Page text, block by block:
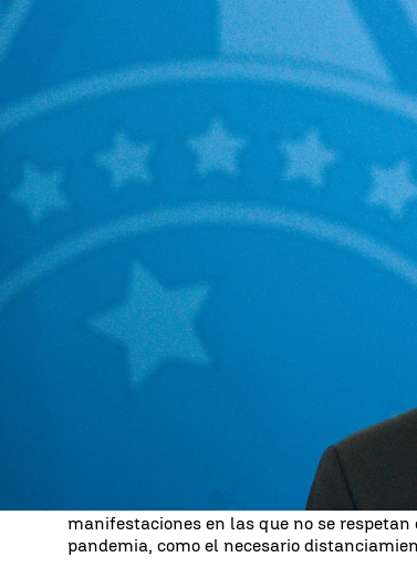
Antena 3 Noticias Brasil
23 de junio de 2020, 21:24
Un juez federal determinó este martes
Bolsonaro, deberá usar la máscara
público, algo que el gobernante se ha
La decisión fue dictada por el magistrado
Distrito Federal de Brasilia, donde desde
las mascarillas en lugares públicos,
autoridades locales. Bolsonaro, uno de los
y su gravedad, ha circulado a
clara violación de esas reglas, así como
manifestaciones en las que no se
pandemia, como el necesario